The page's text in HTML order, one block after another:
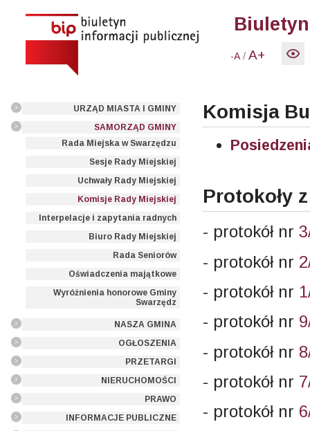
-A /A+
URZĄD MIASTA I GMINY
SAMORZĄD GMINY
Rada Miejska w Swarzędzu
Sesje Rady Miejskiej
Uchwały Rady Miejskiej
Komisje Rady Miejskiej
Interpelacje i zapytania radnych
Biuro Rady Miejskiej
Rada Seniorów
Oświadczenia majątkowe
Wyróżnienia honorowe Gminy
Swarzędz
NASZA GMINA
OGŁOSZENIA
PRZETARGI
NIERUCHOMOŚCI
PRAWO
INFORMACJE PUBLICZNE
Komisja
Protokoły
- protokół nr
- protokół nr
- protokół nr
- protokół nr
- protokół nr
- protokół nr
- protokół nr